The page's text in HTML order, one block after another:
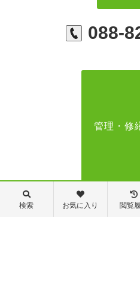
088-
管理・修
088-
検索 お気に入り 閲覧